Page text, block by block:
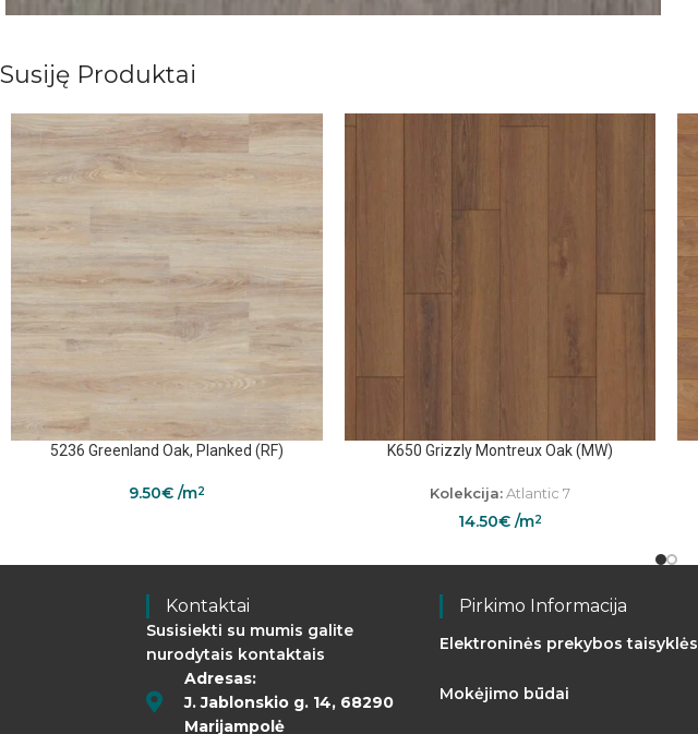
Susiję Produktai
5236 Greenland Oak, Planked (RF)
9.50€/m2
K650 Grizzly Montreux Oak (MW)
Kolekcija:Atlantic 7
14.50€/m2
Kontaktai
Susisiekti su mumis galite
nurodytais kontaktais
Adresas:
J. Jablonskio g. 14, 68290
Marijampolė
Pirkimo Informacija
Elektroninės prekybos taisyklės
Mokėjimo būdai